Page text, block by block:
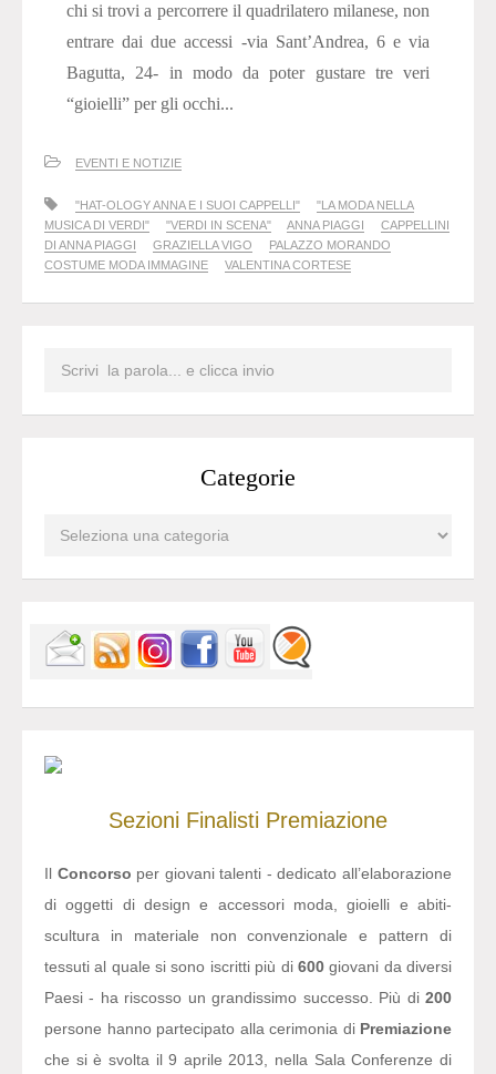
chi si trovi a percorrere il quadrilatero milanese, non
entrare dai due accessi -via Sant’Andrea, 6 e via
Bagutta, 24- in modo da poter gustare tre veri
“gioielli” per gli occhi...
EVENTI E NOTIZIE
"HAT-OLOGY ANNA E I SUOI CAPPELLI"
"LA MODA NELLA
MUSICA DI VERDI"
"VERDI IN SCENA" ANNA PIAGGI
CAPPELLINI
DI ANNA PIAGGI
GRAZIELLA VIGO
PALAZZO MORANDO
COSTUME MODA IMMAGINE
VALENTINA CORTESE
Categorie
Sezioni Finalisti Premiazione
Il Concorso per giovani talenti - dedicato all’elaborazione
di oggetti di design e accessori moda, gioielli e abiti-
scultura in materiale non convenzionale e pattern di
tessuti al quale si sono iscritti più di 600giovani da diversi
Paesi - ha riscosso un grandissimo successo. Più di 200
persone hanno partecipato alla cerimonia di Premiazione
che si è svolta il 9 aprile 2013, nella Sala Conferenze di